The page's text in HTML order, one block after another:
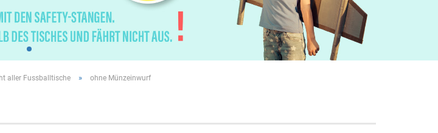
aller Fussballtische » ohne Münzeinwurf